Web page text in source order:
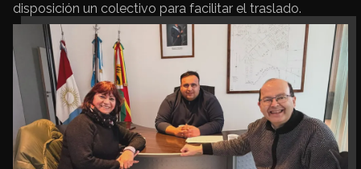
disposición un colectivo para facilitar el traslado.